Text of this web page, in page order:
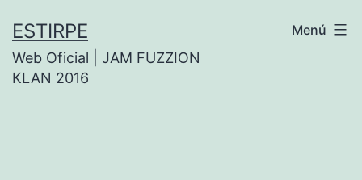
contenido
ESTIRPE
Web Oficial | JAM FUZZION
KLAN 2016
Menú